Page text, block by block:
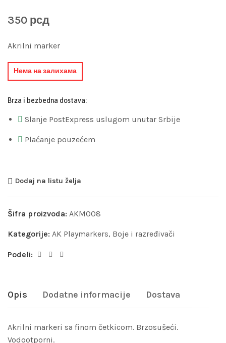
350 рсд
Akrilni marker
Нема на залихама
Brza i bezbedna dostava:
Slanje PostExpress uslugom unutar Srbije
Plaćanje pouzećem
Dodaj na listu želja
Šifra proizvoda: AKM008
Kategorije: AK Playmarkers, Boje i razređivači
Podeli:
Opis Dodatne informacije Dostava
Akrilni markeri sa finom četkicom. Brzosušeći.
Vodootporni.